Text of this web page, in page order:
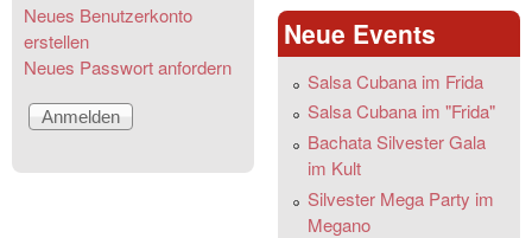
Neues Benutzerkonto
erstellen
Neues Passwort anfordern
Neue Events
Salsa Cubana im Frida
Salsa Cubana im "Frida"
Bachata Silvester Gala
im Kult
Silvester Mega Party im
Megano